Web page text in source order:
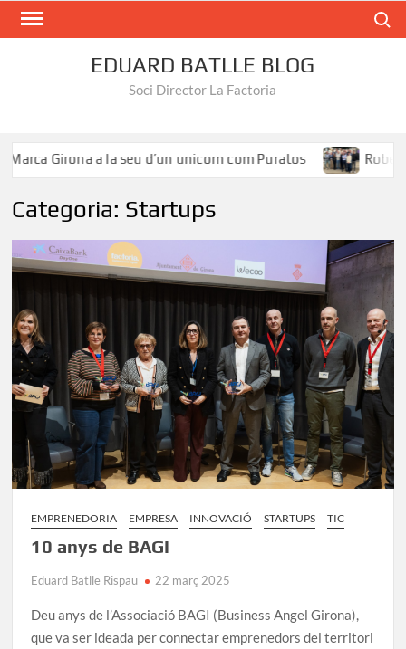
EDUARD BATLLE BLOG
Soci Director La Factoria
Girona a la seu d’un unicorn com Puratos Roberto
Categoria: Startups
EMPRENEDORIA EMPRESA INNOVACIÓ STARTUPS TIC
10 anys de BAGI
Eduard Batlle Rispau 22 març 2025
Deu anys de l’Associació BAGI (Business Angel Girona),
que va ser ideada per connectar emprenedors del territori